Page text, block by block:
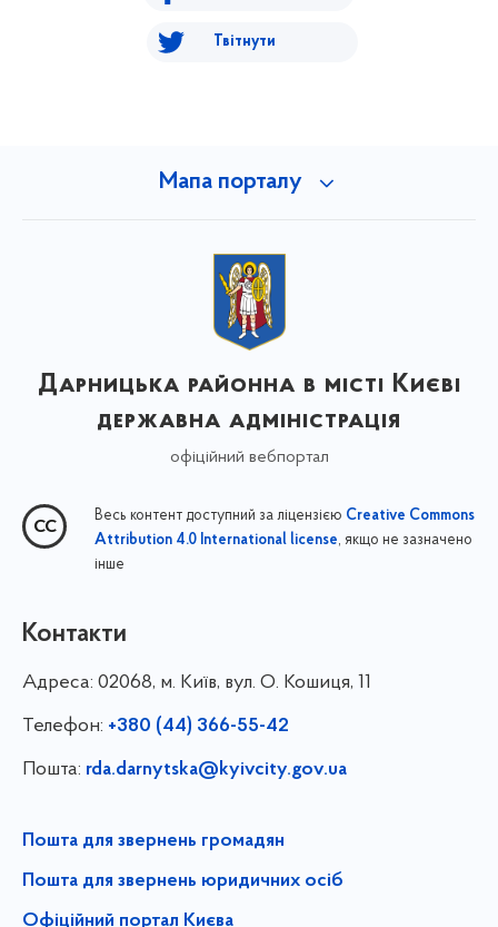
Твітнути
Мапа порталу
Дарницька районна в місті Києві
державна адміністрація
офіційний вебпортал
Весь контент доступний за ліцензією Creative Commons
Attribution 4.0 International license, якщо не зазначено
інше
Контакти
Адреса: 02068, м. Київ, вул. О. Кошиця, 11
Телефон: +380 (44) 366-55-42
Пошта: rda.darnytska@kyivcity.gov.ua
Пошта для звернень громадян
Пошта для звернень юридичних осіб
Офіційний портал Києва